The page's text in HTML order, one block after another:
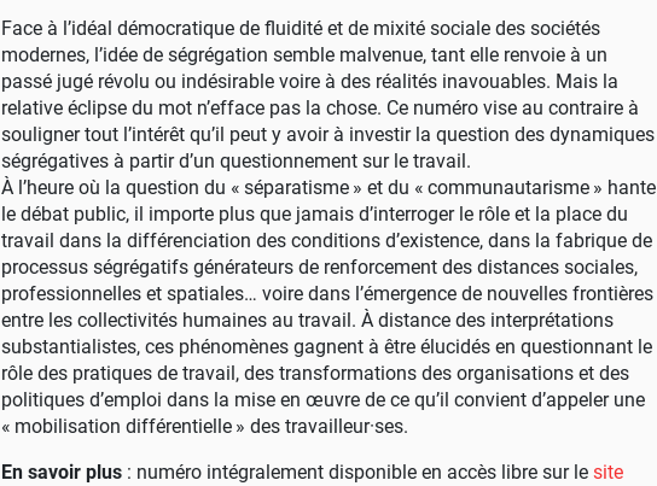
Face à l’idéal démocratique de fluidité et de mixité sociale des sociétés
modernes, l’idée de ségrégation semble malvenue, tant elle renvoie à un
passé jugé révolu ou indésirable voire à des réalités inavouables. Mais la
relative éclipse du mot n’efface pas la chose. Ce numéro vise au contraire à
souligner tout l’intérêt qu’il peut y avoir à investir la question des dynamiques
ségrégatives à partir d’un questionnement sur le travail.
À l’heure où la question du « séparatisme » et du « communautarisme » hante
le débat public, il importe plus que jamais d’interroger le rôle et la place du
travail dans la différenciation des conditions d’existence, dans la fabrique de
processus ségrégatifs générateurs de renforcement des distances sociales,
professionnelles et spatiales… voire dans l’émergence de nouvelles frontières
entre les collectivités humaines au travail. À distance des interprétations
substantialistes, ces phénomènes gagnent à être élucidés en questionnant le
rôle des pratiques de travail, des transformations des organisations et des
politiques d’emploi dans la mise en œuvre de ce qu’il convient d’appeler une
« mobilisation différentielle » des travailleur·ses.
En savoir plus: numéro intégralement disponible en accès libre sur le site